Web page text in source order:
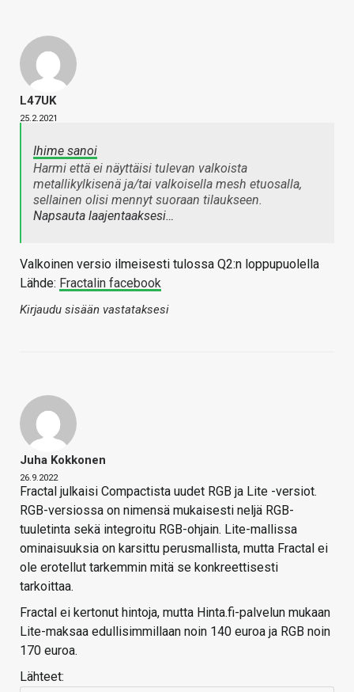
L47UK
25.2.2021
Ihime sanoi
Harmi että ei näyttäisi tulevan valkoista
metallikylkisenä ja/tai valkoisella mesh etuosalla,
sellainen olisi mennyt suoraan tilaukseen.
Napsauta laajentaaksesi…
Valkoinen versio ilmeisesti tulossa Q2:n loppupuolella
Lähde: Fractalin facebook
Kirjaudu sisään vastataksesi
Juha Kokkonen
26.9.2022
Fractal julkaisi Compactista uudet RGB ja Lite -versiot.
RGB-versiossa on nimensä mukaisesti neljä RGB-
tuuletinta sekä integroitu RGB-ohjain. Lite-mallissa
ominaisuuksia on karsittu perusmallista, mutta Fractal ei
ole erotellut tarkemmin mitä se konkreettisesti
tarkoittaa.
Fractal ei kertonut hintoja, mutta Hinta.fi-palvelun mukaan
Lite-maksaa edullisimmillaan noin 140 euroa ja RGB noin
170 euroa.
Lähteet: